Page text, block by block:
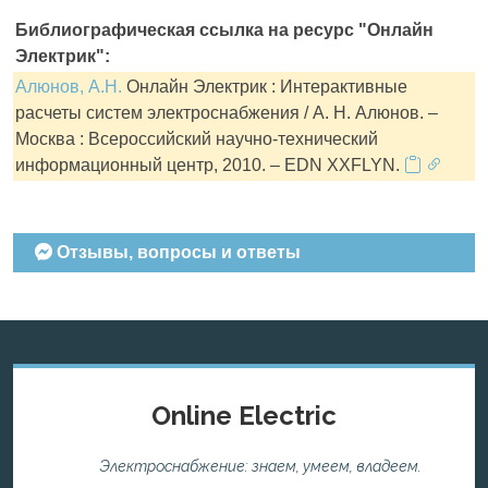
Библиографическая ссылка на ресурс "Онлайн
Электрик":
Алюнов, А.Н. Онлайн Электрик : Интерактивные
расчеты систем электроснабжения / А. Н. Алюнов. –
Москва : Всероссийский научно-технический
информационный центр, 2010. – EDN XXFLYN.
Отзывы, вопросы и ответы
Online Electric
Электроснабжение: знаем, умеем, владеем.